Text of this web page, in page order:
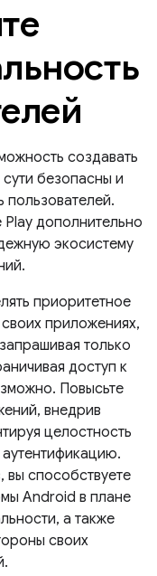
создавать
безопасны и
дополнительно
экосистему
приоритетное
приложениях,
только
доступ к
Повысьте
внедрив
целостность
способствуете
Android в плане
а также
своих